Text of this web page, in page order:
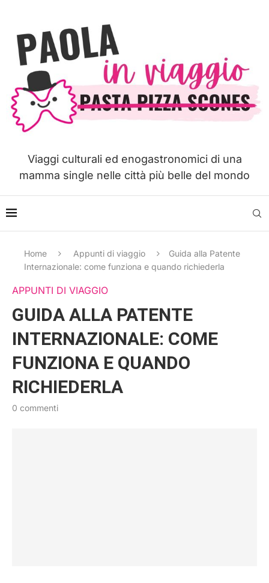
Viaggi culturali ed enogastronomici di una
mamma single nelle città più belle del mondo
Home Appunti di viaggio
Guida alla Patente
Internazionale: come funziona e quando richiederla
APPUNTI DI VIAGGIO
GUIDA ALLA PATENTE
INTERNAZIONALE: COME
FUNZIONA E QUANDO
RICHIEDERLA
0 commenti